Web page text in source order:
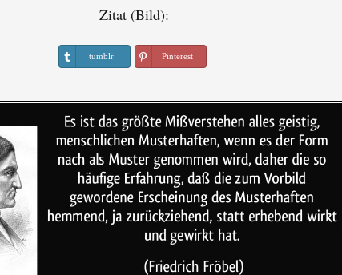
Zitat (Bild):
tumblr Pinterest